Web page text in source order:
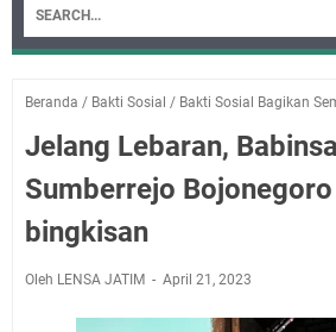
Beranda / Bakti Sosial / Bakti Sosial Bagikan
Jelang Lebaran,
Sumberrejo
bingkisan
Oleh LENSA JATIM April 21, 2023